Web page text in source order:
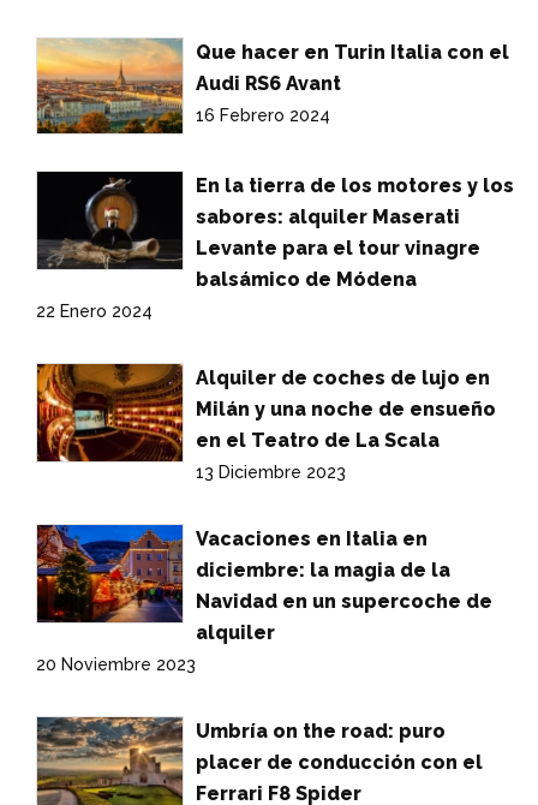
Que hacer en Turin Italia con el
Audi RS6 Avant
16 Febrero 2024
En la tierra de los motores y los
sabores: alquiler Maserati
Levante para el tour vinagre
balsámico de Módena
22 Enero 2024
Alquiler de coches de lujo en
Milán y una noche de ensueño
en el Teatro de La Scala
13 Diciembre 2023
Vacaciones en Italia en
diciembre: la magia de la
Navidad en un supercoche de
alquiler
20 Noviembre 2023
Umbría on the road: puro
placer de conducción con el
Ferrari F8 Spider